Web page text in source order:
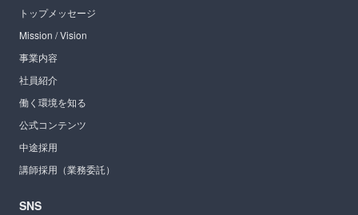
トップメッセージ
Mission / Vision
事業内容
社員紹介
働く環境を知る
公式コンテンツ
中途採用
講師採用（業務委託）
SNS